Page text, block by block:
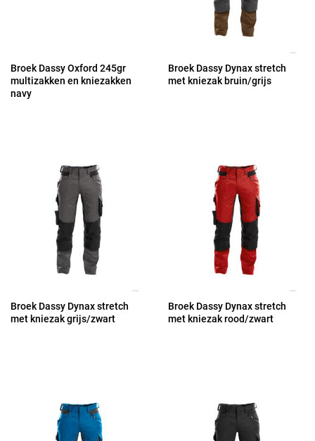
Broek Dassy Oxford 245gr
multizakken en kniezakken
navy
Broek Dassy Dynax stretch
met kniezak bruin/grijs
Broek Dassy Dynax stretch
met kniezak grijs/zwart
Broek Dassy Dynax stretch
met kniezak rood/zwart